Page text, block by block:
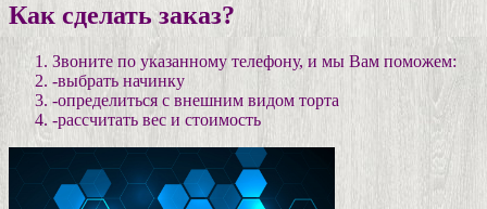
Как сделать заказ?
Звоните по указанному телефону, и мы Вам поможем:
-выбрать начинку
-определиться с внешним видом торта
-рассчитать вес и стоимость